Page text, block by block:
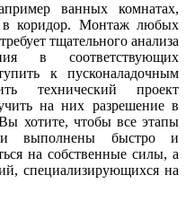
ванных комнатах,
в коридор. Монтаж любых
тщательного анализа
в соответствующих
к пусконаладочным
технический проект
на них разрешение в
хотите, чтобы все этапы
выполнены быстро и
на собственные силы, а
специализирующихся на